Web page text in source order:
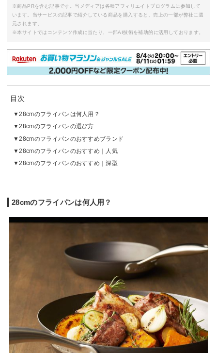
※商品PRを含む記事です。当メディアは各種アフィリエイトプログラムに参加して
います。当サービスの記事で紹介している商品を購入すると、売上の一部が弊社に還
元されます。
※本サイトではコンテンツ作成に当たり、一部AI技術を補助的に活用しております。
目次
28cmのフライパンは何人用？
28cmのフライパンの選び方
28cmのフライパンのおすすめブランド
28cmのフライパンのおすすめ｜人気
28cmのフライパンのおすすめ｜深型
28cmのフライパンは何人用？